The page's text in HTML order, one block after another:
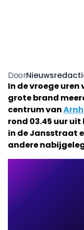
Door
In de vroege
grote brand
centrum van
rond 03.45 uur uit
in de Jansstraat
andere